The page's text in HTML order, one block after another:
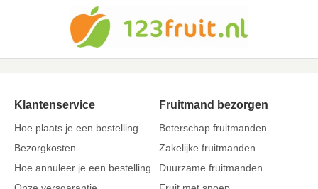
Klantenservice
Hoe plaats je een bestelling
Bezorgkosten
Hoe annuleer je een bestelling
Fruitmand bezorgen
Beterschap fruitmanden
Zakelijke fruitmanden
Duurzame fruitmanden